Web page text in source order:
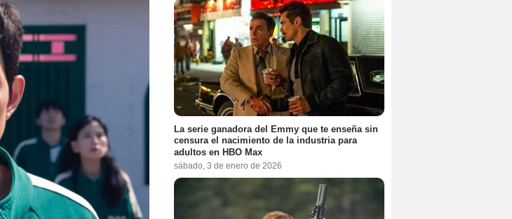
La serie ganadora del Emmy que te enseña sin
censura el nacimiento de la industria para
adultos en HBO Max
sábado, 3 de enero de 2026